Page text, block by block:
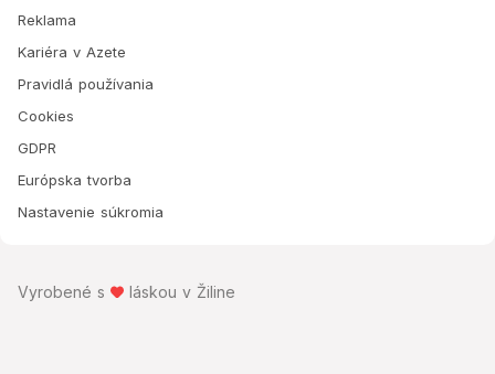
Reklama
Kariéra v Azete
Pravidlá používania
Cookies
GDPR
Európska tvorba
Nastavenie súkromia
Vyrobené s láskou v Žiline